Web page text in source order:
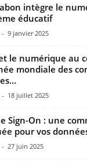
intègre le
éducatif
- 9 janvier 2025
et le numérique au
mondiale des
- 18 juillet 2025
Sign-On : une
pour vos
- 27 juin 2025